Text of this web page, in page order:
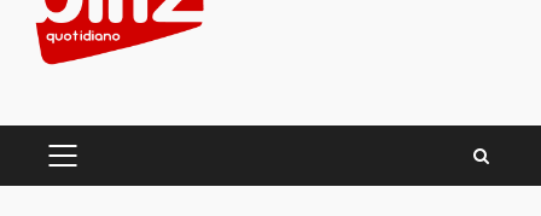
PRIMARY